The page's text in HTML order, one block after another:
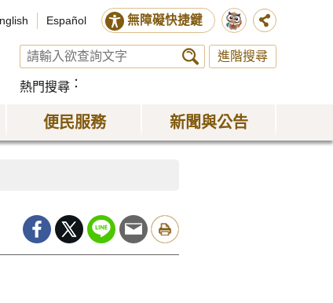
Español 無障礙快捷鍵
進階搜尋
熱門搜尋
便民服務 新聞與公告